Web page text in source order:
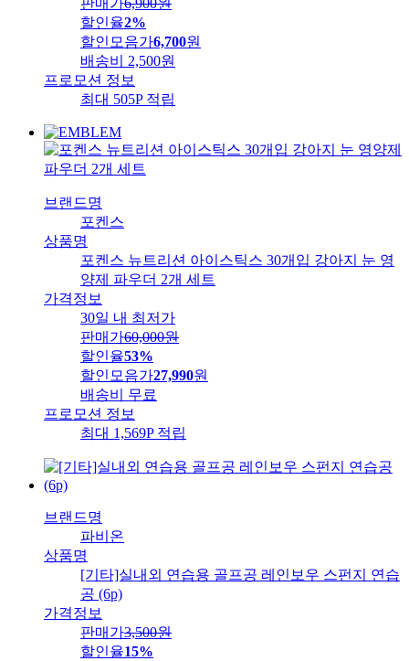
판매가6,900원
할인율2%
할인모음가6,700원
배송비
2,500원
프로모션 정보
최대 505P 적립
브랜드명
포켄스
상품명
포켄스 뉴트리션 아이스틱스 30개입 강아지 눈 영
양제 파우더 2개 세트
가격정보
30일 내 최저가
판매가60,000원
할인율53%
할인모음가27,990원
배송비
무료
프로모션 정보
최대 1,569P 적립
브랜드명
파비온
상품명
[기타]실내외 연습용 골프공 레인보우 스펀지 연습
공 (6p)
가격정보
판매가3,500원
할인율15%